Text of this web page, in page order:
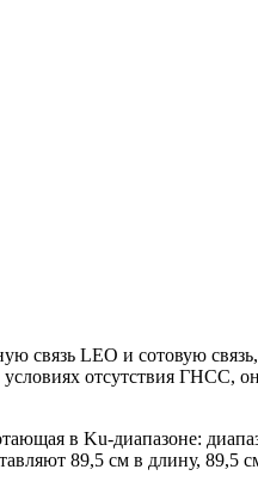
связь LEO и сотовую
отсутствия ГНСС,
в Ku-диапазоне:
89,5 см в длину, 89,5